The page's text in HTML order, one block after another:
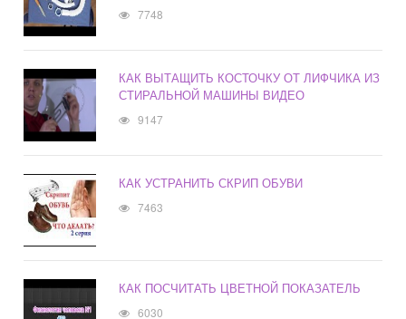
7748
КАК ВЫТАЩИТЬ КОСТОЧКУ ОТ ЛИФЧИКА ИЗ
СТИРАЛЬНОЙ МАШИНЫ ВИДЕО
9147
КАК УСТРАНИТЬ СКРИП ОБУВИ
7463
КАК ПОСЧИТАТЬ ЦВЕТНОЙ ПОКАЗАТЕЛЬ
6030